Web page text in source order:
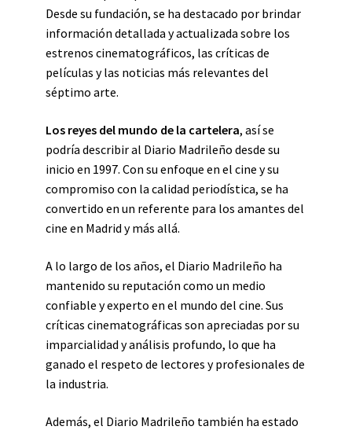
Desde su fundación, se ha destacado por brindar
información detallada y actualizada sobre los
estrenos cinematográficos, las críticas de
películas y las noticias más relevantes del
séptimo arte.
Los reyes del mundo de la cartelera, así se
podría describir al Diario Madrileño desde su
inicio en 1997. Con su enfoque en el cine y su
compromiso con la calidad periodística, se ha
convertido en un referente para los amantes del
cine en Madrid y más allá.
A lo largo de los años, el Diario Madrileño ha
mantenido su reputación como un medio
confiable y experto en el mundo del cine. Sus
críticas cinematográficas son apreciadas por su
imparcialidad y análisis profundo, lo que ha
ganado el respeto de lectores y profesionales de
la industria.
Además, el Diario Madrileño también ha estado